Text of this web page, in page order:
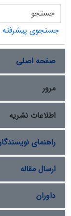
جستجوی پیشرفته
صفحه اصلی
مرور
اطلاعات نشریه
راهنمای
ارسال مقاله
داوران